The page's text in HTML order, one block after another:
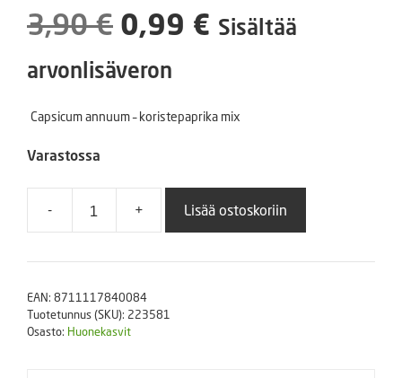
3,90€ Alkuperäinen
hinta
oli:
0,99 € Nykyinen
on:
Sisältää
arvonlisäveron
Capsicum annuum – koristepaprika mix
Varastossa
-
Koristepaprika
määrä
+ Lisää ostoskoriin
EAN: 8711117840084
Tuotetunnus (SKU): 223581
Osasto: Huonekasvit